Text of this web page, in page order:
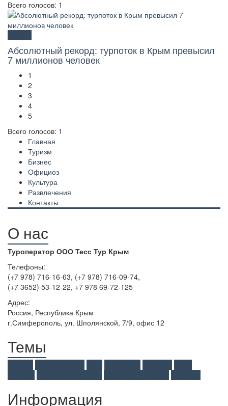
Всего голосов: 1
Абсолютный рекорд: турпоток в Крым превысил
7 миллионов человек
1
2
3
4
5
Всего голосов: 1
Главная
Туризм
Бизнес
Официоз
Культура
Развлечения
Контакты
О нас
Туроператор ООО Тесс Тур Крым
Телефоны:
(+7 978) 716-16-63, (+7 978) 716-09-74,
(+7 3652) 53-12-22, +7 978 69-72-125
Адрес:
Россия, Республика Крым
г.Симферополь, ул. Шполянской, 7/9, офис 12
Темы
Информация